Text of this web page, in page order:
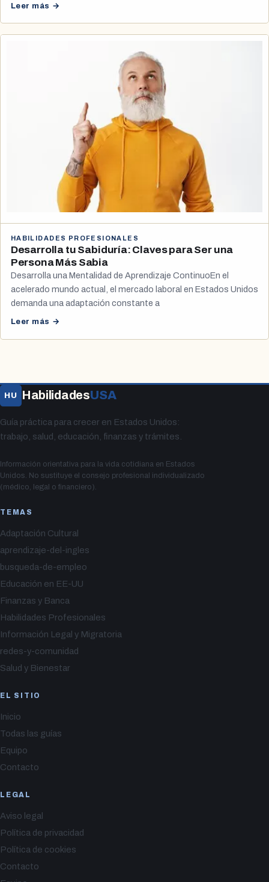
Leer más →
HABILIDADES PROFESIONALES
Desarrolla tu Sabiduría: Claves para Ser una
Persona Más Sabia
Desarrolla una Mentalidad de Aprendizaje ContinuoEn el
acelerado mundo actual, el mercado laboral en Estados Unidos
demanda una adaptación constante a
Leer más →
HU HabilidadesUSA
Guía práctica para crecer en Estados Unidos:
trabajo, salud, educación, finanzas y trámites.
Información orientativa para la vida cotidiana en Estados
Unidos. No sustituye el consejo profesional individualizado
(médico, legal o financiero).
TEMAS
Adaptación Cultural
aprendizaje-del-ingles
busqueda-de-empleo
Educación en EE-UU
Finanzas y Banca
Habilidades Profesionales
Información Legal y Migratoria
redes-y-comunidad
Salud y Bienestar
EL SITIO
Inicio
Todas las guías
Equipo
Contacto
LEGAL
Aviso legal
Política de privacidad
Política de cookies
Contacto